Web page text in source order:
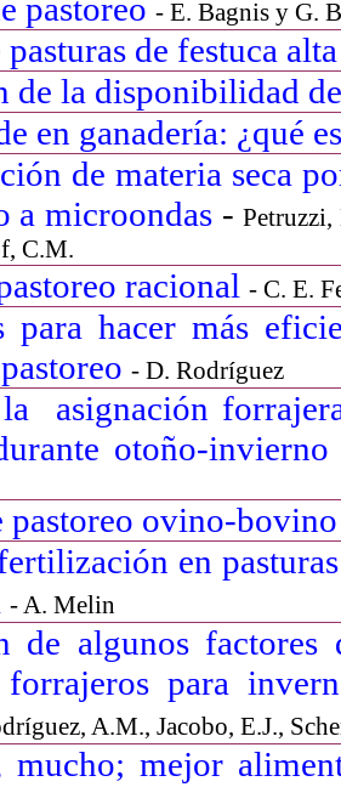
pastoreo - E. Bagnis y G.
de festuca
de la disponibilidad
en ganadería: ¿qué
de materia seca
a microondas -
C.M.
racional - C. E.
para hacer más
- D. Rodríguez
asignación
otoño-
pastoreo ovino-
en
- A. Melin
de algunos
forrajeros para
A.M., Jacobo, E.J.,
mucho; mejor